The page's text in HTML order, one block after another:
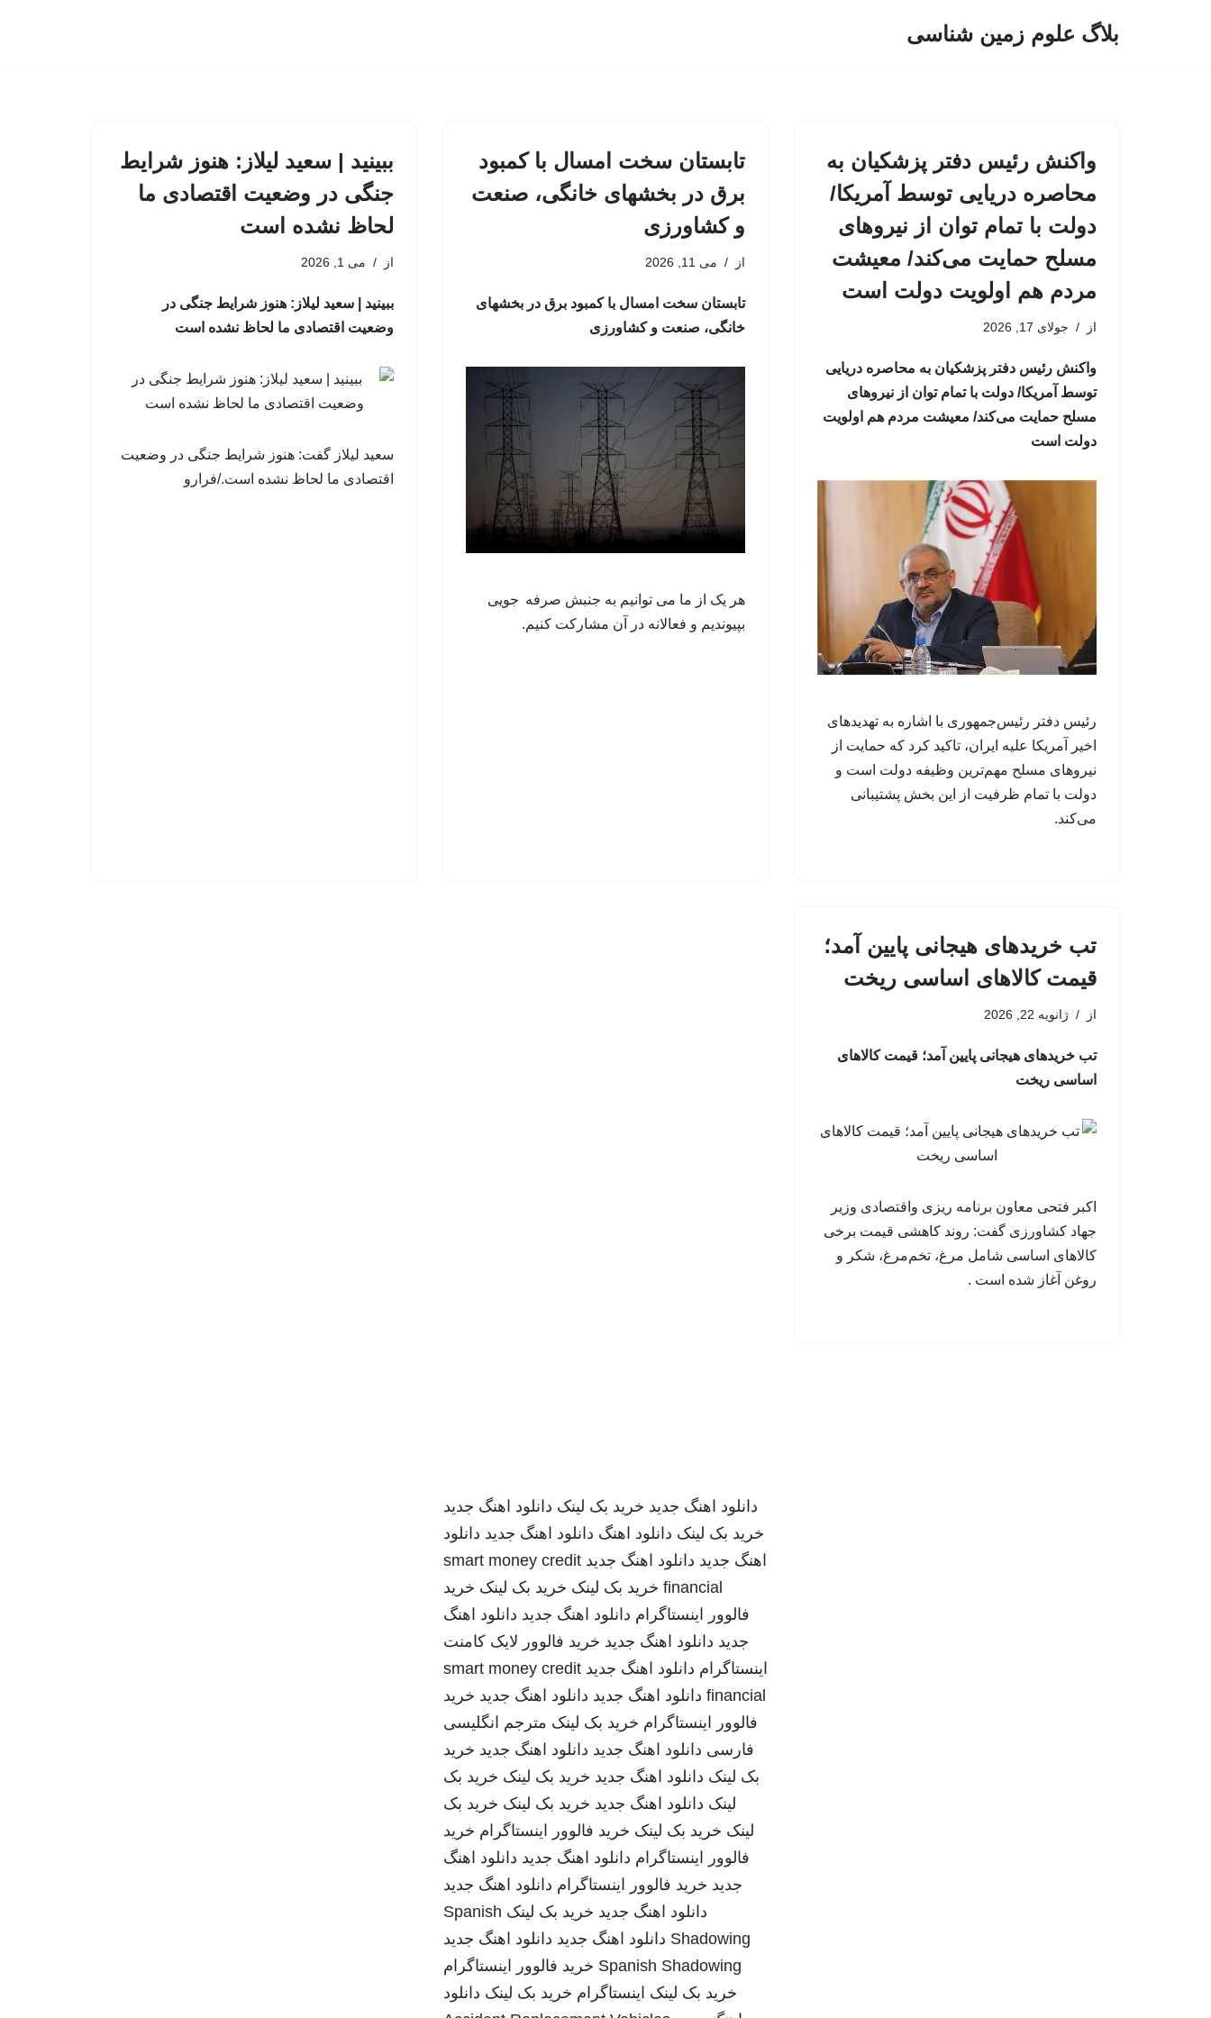
بلاگ علوم زمین شناسی
واکنش رئیس دفتر پزشکیان به
محاصره دریایی توسط آمریکا/
دولت با تمام توان از نیروهای
مسلح حمایت می‌کند/ معیشت
مردم هم اولویت دولت است
از جولای 17, 2026
واکنش رئیس دفتر پزشکیان به محاصره دریایی
توسط آمریکا/ دولت با تمام توان از نیروهای
مسلح حمایت می‌کند/ معیشت مردم هم اولویت
دولت است
رئیس دفتر رئیس‌جمهوری با اشاره به تهدیدهای
اخیر آمریکا علیه ایران، تاکید کرد که حمایت از
نیروهای مسلح مهم‌ترین وظیفه دولت است و
دولت با تمام ظرفیت از این بخش پشتیبانی
می‌کند.
تابستان سخت امسال با کمبود
برق در بخشهای خانگی، صنعت
و کشاورزی
از می 11, 2026
تابستان سخت امسال با کمبود برق در بخشهای
خانگی، صنعت و کشاورزی
هر یک از ما می توانیم به جنبش صرفه جویی
بپیوندیم و فعالانه در آن مشارکت کنیم.
ببینید | سعید لیلاز: هنوز شرایط
جنگی در وضعیت اقتصادی ما
لحاظ نشده است
از می 1, 2026
ببینید | سعید لیلاز: هنوز شرایط جنگی در
وضعیت اقتصادی ما لحاظ نشده است
سعید لیلاز گفت: هنوز شرایط جنگی در وضعیت
اقتصادی ما لحاظ نشده است./فرارو
تب خریدهای هیجانی پایین آمد؛
قیمت کالاهای اساسی ریخت
از ژانویه 22, 2026
تب خریدهای هیجانی پایین آمد؛ قیمت کالاهای
اساسی ریخت
اکبر فتحی معاون برنامه ریزی واقتصادی وزیر
جهاد کشاورزی گفت: روند کاهشی قیمت برخی
کالاهای اساسی شامل مرغ، تخم‌مرغ، شکر و
روغن آغاز شده است .
دانلود اهنگ جدید خرید بک لینک دانلود اهنگ جدید
خرید بک لینک دانلود اهنگ دانلود اهنگ جدید دانلود
اهنگ جدید دانلود اهنگ جدید smart money credit
financial خرید بک لینک خرید بک لینک خرید
فالوور اینستاگرام دانلود اهنگ جدید دانلود اهنگ
جدید دانلود اهنگ جدید خرید فالوور لایک کامنت
اینستاگرام دانلود اهنگ جدید smart money credit
financial دانلود اهنگ جدید دانلود اهنگ جدید خرید
فالوور اینستاگرام خرید بک لینک مترجم انگلیسی
فارسی دانلود اهنگ جدید دانلود اهنگ جدید خرید
بک لینک دانلود اهنگ جدید خرید بک لینک خرید بک
لینک دانلود اهنگ جدید خرید بک لینک خرید بک
لینک خرید بک لینک خرید فالوور اینستاگرام خرید
فالوور اینستاگرام دانلود اهنگ جدید دانلود اهنگ
جدید خرید فالوور اینستاگرام دانلود اهنگ جدید
دانلود اهنگ جدید خرید بک لینک Spanish
Shadowing دانلود اهنگ جدید دانلود اهنگ جدید
Spanish Shadowing خرید فالوور اینستاگرام
خرید بک لینک اینستاگرام خرید بک لینک دانلود